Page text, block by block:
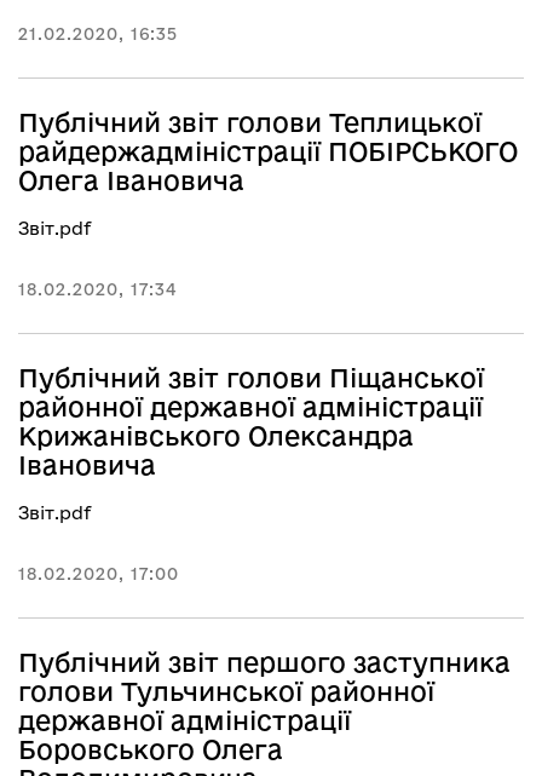
21.02.2020, 16:35
Публічний звіт голови Теплицької
райдержадміністрації ПОБІРСЬКОГО
Олега Івановича
Звіт.pdf
18.02.2020, 17:34
Публічний звіт голови Піщанської
районної державної адміністрації
Крижанівського Олександра
Івановича
Звіт.pdf
18.02.2020, 17:00
Публічний звіт першого заступника
голови Тульчинської районної
державної адміністрації
Боровського Олега